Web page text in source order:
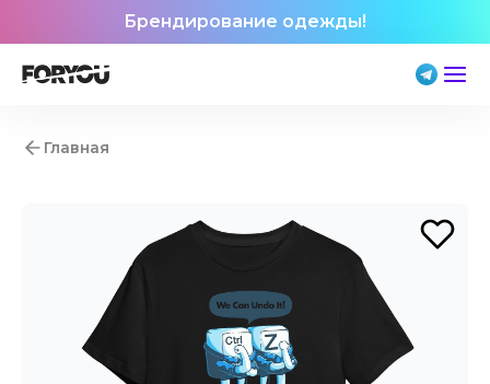
Брендирование одежды!
Главная